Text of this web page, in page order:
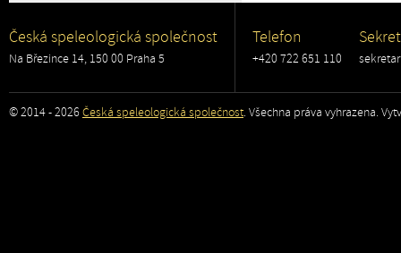
Česká speleologická společnost
Na Březince 14, 150 00 Praha 5
Telefon
+420 722 651 110
© 2014 - 2026 Česká speleologická společnost. Všechna práva vyhrazena.